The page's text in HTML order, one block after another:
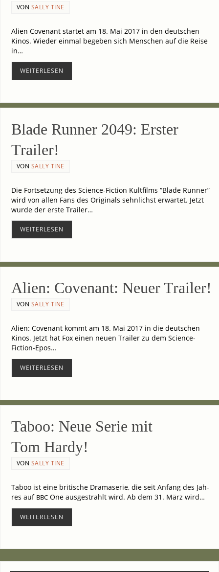
VON SALLY TINE
Ali­en Coven­ant star­tet am 18. Mai 2017 in den deut­schen
Kinos. Wie­der ein­mal bege­ben sich Men­schen auf die Rei­se
in…
WEI­TER­LE­SEN
Bla­de Run­ner 2049: Ers­ter
Trailer!
VON SALLY TINE
Die Fort­set­zung des Science-Fiction Kult­films “Bla­de Run­ner”
wird von allen Fans des Ori­gi­nals sehn­lichst erwar­tet. Jetzt
wur­de der ers­te Trai­ler…
WEI­TER­LE­SEN
Ali­en: Coven­ant: Neu­er Trailer!
VON SALLY TINE
Ali­en: Coven­ant kommt am 18. Mai 2017 in die deut­schen
Kinos. Jetzt hat Fox einen neu­en Trai­ler zu dem Science-
Fiction-Epos…
WEI­TER­LE­SEN
Taboo: Neue Serie mit
Tom Hardy!
VON SALLY TINE
Taboo ist eine bri­ti­sche Dra­ma­se­rie, die seit Anfang des Jah­
res auf BBCOne aus­ge­strahlt wird. Ab dem 31. März wird…
WEI­TER­LE­SEN